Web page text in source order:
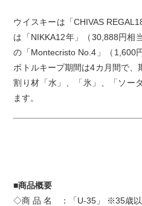
ウイスキーは「CHIVAS
は「NIKKA12年」（30,888円相
の「Montecristo No.4」（1,600
ボトルキープ期間は4カ月間で
割り材「水」、「氷」、「ソー
ます。
■商品概要
◇商 品 名 ：「U-35」 ※35歳以